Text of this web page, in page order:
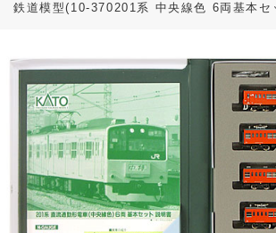
鉄道模型(10-370201系 中央線色 6両基本セ